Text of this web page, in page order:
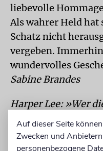
liebevolle
Als wahrer Held
Schatz nicht
vergeben.
wundervolles
Sabine Brandes
Harper Lee: »Wer
Rowohlt, Hamburg
Auf dieser Seite
Zwecken und
personenbezogene